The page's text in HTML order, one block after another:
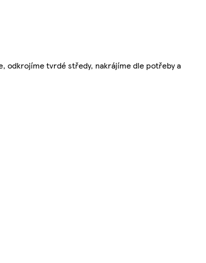
odkrojíme tvrdé středy, nakrájíme dle potřeby a